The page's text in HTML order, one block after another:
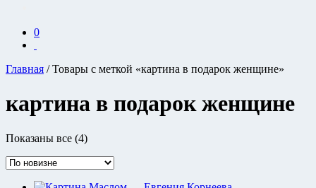
0
Главная / Товары с меткой «картина в подарок женщине»
картина в подарок женщине
Показаны все (4)Сортировка:
недавние